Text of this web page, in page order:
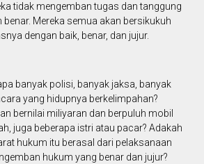
tidak mengemban tugas dan tanggung
Mereka semua akan bersikukuh
dengan baik, benar, dan jujur.
banyak polisi, banyak jaksa, banyak
yang hidupnya berkelimpahan?
bernilai miliyaran dan berpuluh mobil
juga beberapa istri atau pacar? Adakah
hukum itu berasal dari pelaksanaan
hukum yang benar dan jujur?